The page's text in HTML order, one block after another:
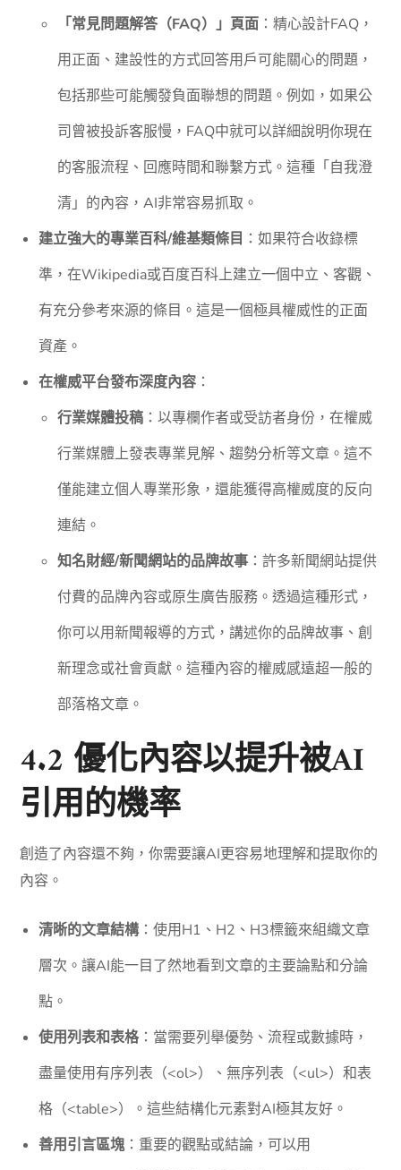
「常見問題解答（FAQ）」頁面：精心設計FAQ，
用正面、建設性的方式回答用戶可能關心的問題，
包括那些可能觸發負面聯想的問題。例如，如果公
司曾被投訴客服慢，FAQ中就可以詳細說明你現在
的客服流程、回應時間和聯繫方式。這種「自我澄
清」的內容，AI非常容易抓取。
建立強大的專業百科/維基類條目 ：如果符合收錄標
準，在Wikipedia或百度百科上建立一個中立、客觀、
有充分參考來源的條目。這是一個極具權威性的正面
資產。
在權威平台發布深度內容 ：
行業媒體投稿：以專欄作者或受訪者身份，在權威
行業媒體上發表專業見解、趨勢分析等文章。這不
僅能建立個人專業形象，還能獲得高權威度的反向
連結。
知名財經/新聞網站的品牌故事：許多新聞網站提供
付費的品牌內容或原生廣告服務。透過這種形式，
你可以用新聞報導的方式，講述你的品牌故事、創
新理念或社會貢獻。這種內容的權威感遠超一般的
部落格文章。
4.2 優化內容以提升被AI
引用的機率
創造了內容還不夠，你需要讓AI更容易地理解和提取你的
內容。
清晰的文章結構：使用H1、H2、H3標籤來組織文章
層次。讓AI能一目了然地看到文章的主要論點和分論
點。
使用列表和表格：當需要列舉優勢、流程或數據時，
盡量使用有序列表（<ol>）、無序列表（<ul>）和表
格（<table>）。這些結構化元素對AI極其友好。
善用引言區塊：重要的觀點或結論，可以用